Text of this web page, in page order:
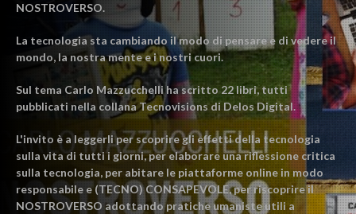
NOSTROVERSO.
La tecnologia sta cambiando il modo di pensare e di vedere il
mondo, la nostra mente e i nostri cuori.
Sul tema Carlo Mazzucchelli ha scritto 22 libri, tutti
pubblicati nella collana Tecnovisions di Delos Digital.
L'invito è a leggerli per scoprire gli effetti della tecnologia
sulla vita di tutti i giorni, per elaborare una riflessione critica
sulla tecnologia, per abitare le piattaforme online in modo
responsabile e (TECNO) CONSAPEVOLE, per riscoprire il
NOSTROVERSO adottando pratiche umaniste utili a